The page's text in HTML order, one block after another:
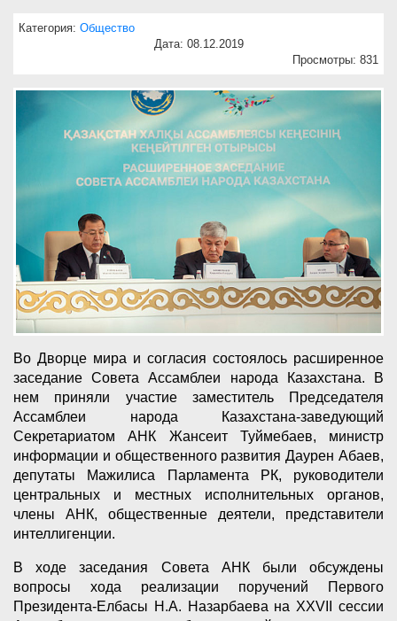
Категория: Общество
Дата: 08.12.2019
Просмотры: 831
Во Дворце мира и согласия состоялось расширенное
заседание Совета Ассамблеи народа Казахстана. В
нем приняли участие заместитель Председателя
Ассамблеи народа Казахстана-заведующий
Секретариатом АНК Жансеит Туймебаев, министр
информации и общественного развития Даурен Абаев,
депутаты Мажилиса Парламента РК, руководители
центральных и местных исполнительных органов,
члены АНК, общественные деятели, представители
интеллигенции.
В ходе заседания Совета АНК были обсуждены
вопросы хода реализации поручений Первого
Президента-Елбасы Н.А. Назарбаева на XXVII сессии